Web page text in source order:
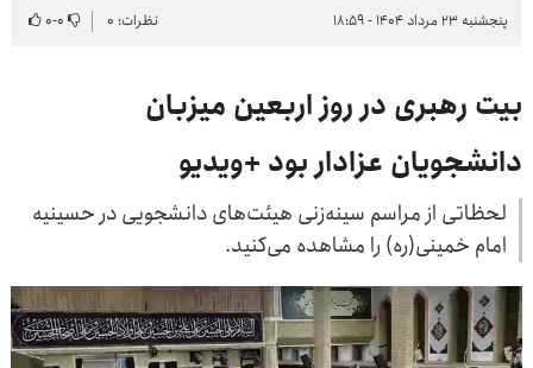
پنجشنبه ۲۳ مرداد ۱۴۰۴ - ۱۸:۵۹
نظرات: ۰ ۰-۰
بیت‌ رهبری در روز اربعین میزبان
دانشجویان عزادار بود +ویدیو
لحظاتی از مراسم سینه‌زنی هیئت‌های دانشجویی در حسینیه
امام خمینی(ره) را مشاهده می‌کنید.